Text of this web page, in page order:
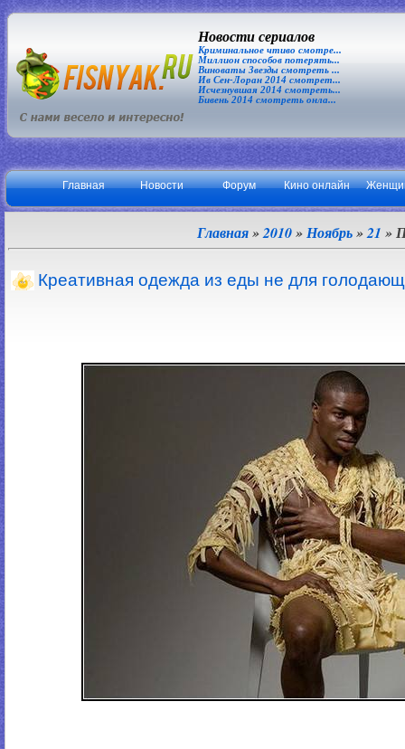
Новости сериалов
Криминальное чтиво смотре...
Миллион способов потерять...
Виноваты Звезды смотреть ...
Ив Сен-Лоран 2014 смотрет...
Исчезнувшая 2014 смотреть...
Бивень 2014 смотреть онла...
Главная Новости Форум Кино онлайн
Главная»2010»Ноябрь»21 »
Креативная одежда из еды не для